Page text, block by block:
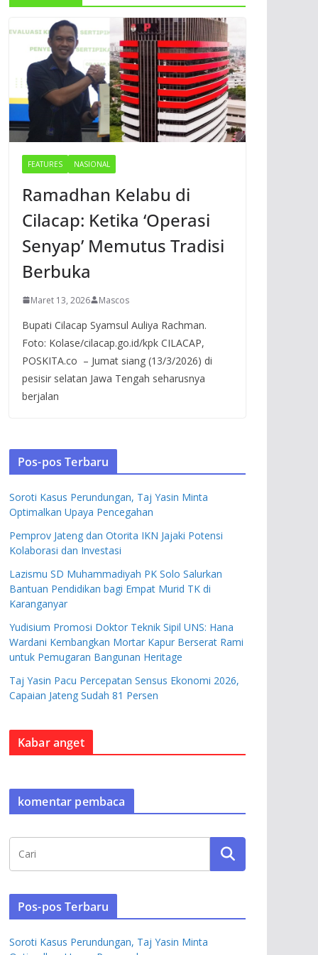
FEATURES NASIONAL
Ramadhan Kelabu di
Cilacap: Ketika ‘Operasi
Senyap’ Memutus Tradisi
Berbuka
Maret 13, 2026 Mascos
Bupati Cilacap Syamsul Auliya Rachman.
Foto: Kolase/cilacap.go.id/kpk CILACAP,
POSKITA.co – Jumat siang (13/3/2026) di
pesisir selatan Jawa Tengah seharusnya
berjalan
Pos-pos Terbaru
Soroti Kasus Perundungan, Taj Yasin Minta
Optimalkan Upaya Pencegahan
Pemprov Jateng dan Otorita IKN Jajaki Potensi
Kolaborasi dan Investasi
Lazismu SD Muhammadiyah PK Solo Salurkan
Bantuan Pendidikan bagi Empat Murid TK di
Karanganyar
Yudisium Promosi Doktor Teknik Sipil UNS: Hana
Wardani Kembangkan Mortar Kapur Berserat Rami
untuk Pemugaran Bangunan Heritage
Taj Yasin Pacu Percepatan Sensus Ekonomi 2026,
Capaian Jateng Sudah 81 Persen
Kabar anget
komentar pembaca
Pos-pos Terbaru
Soroti Kasus Perundungan, Taj Yasin Minta